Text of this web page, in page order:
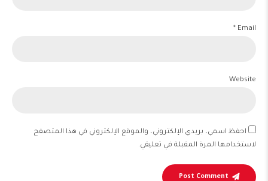
Email *
Website
احفظ اسمي، بريدي الإلكتروني، والموقع الإلكتروني في هذا المتصفح
لاستخدامها المرة المقبلة في تعليقي.
Post Comment